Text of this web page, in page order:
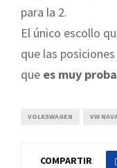
para la 2.
El único escollo
que las
que es muy
VOLKSWAGEN VW
COMPARTIR